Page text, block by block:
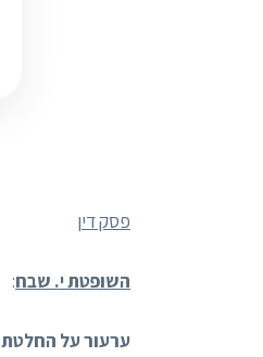
פסק דין
השופטת י. שבח: